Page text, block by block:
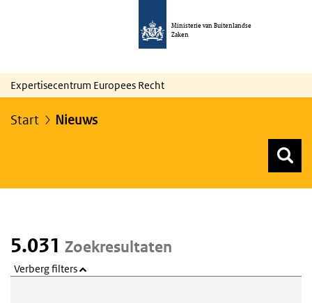
Ministerie van Buitenlandse
Zaken
Expertisecentrum Europees Recht
Start Nieuws
5.031 Zoekresultaten
Verberg filters